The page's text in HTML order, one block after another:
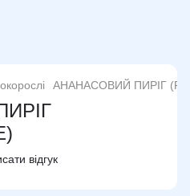
АНАНАСОВИЙ ПИРІГ
відгук